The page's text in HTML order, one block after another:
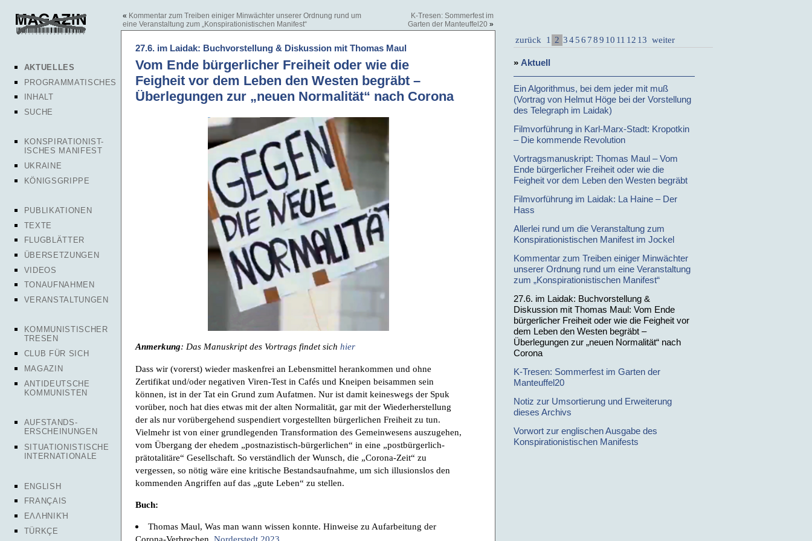
AKTUELLES
PROGRAMMATISCHES
INHALT
SUCHE
KONSPIRATIONIST-
ISCHES MANIFEST
UKRAINE
KÖNIGSGRIPPE
PUBLIKATIONEN
TEXTE
FLUGBLÄTTER
ÜBERSETZUNGEN
VIDEOS
TONAUFNAHMEN
VERANSTALTUNGEN
KOMMUNISTISCHER
TRESEN
CLUB FÜR SICH
MAGAZIN
ANTIDEUTSCHE
KOMMUNISTEN
AUFSTANDS-
ERSCHEINUNGEN
SITUATIONISTISCHE
INTERNATIONALE
ENGLISH
FRANÇAIS
ΕΛΛΗΝΙΚΉ
TÜRKÇE
« Kommentar zum Treiben einiger Minwächter unserer Ordnung rund um
eine Veranstaltung zum „Konspirationistischen Manifest“
K-Tresen: Sommerfest im
Garten der Manteuffel20 »
27.6. im Laidak: Buchvorstellung & Diskussion mit Thomas Maul
Vom Ende bürgerlicher Freiheit oder wie die
Feigheit vor dem Leben den Westen begräbt –
Überlegungen zur „neuen Normalität“ nach Corona
Anmerkung: Das Manuskript des Vortrags findet sich hier
Dass wir (vorerst) wieder maskenfrei an Lebensmittel herankommen und ohne
Zertifikat und/oder negativen Viren-Test in Cafés und Kneipen beisammen sein
können, ist in der Tat ein Grund zum Aufatmen. Nur ist damit keineswegs der Spuk
vorüber, noch hat dies etwas mit der alten Normalität, gar mit der Wiederherstellung
der als nur vorübergehend suspendiert vorgestellten bürgerlichen Freiheit zu tun.
Vielmehr ist von einer grundlegenden Transformation des Gemeinwesens auszugehen,
vom Übergang der ehedem „postnazistisch-bürgerlichen“ in eine „postbürgerlich-
prätotalitäre“ Gesellschaft. So verständlich der Wunsch, die „Corona-Zeit“ zu
vergessen, so nötig wäre eine kritische Bestandsaufnahme, um sich illusionslos den
kommenden Angriffen auf das „gute Leben“ zu stellen.
Buch:
Thomas Maul, Was man wann wissen konnte. Hinweise zu Aufarbeitung der
zurück 1 2 3456 789 10 11 12 13 weiter
» Aktuell
Ein Algorithmus, bei dem jeder mit muß
(Vortrag von Helmut Höge bei der Vorstellung
des Telegraph im Laidak)
Filmvorführung in Karl-Marx-Stadt: Kropotkin
– Die kommende Revolution
Vortragsmanuskript: Thomas Maul – Vom
Ende bürgerlicher Freiheit oder wie die
Feigheit vor dem Leben den Westen begräbt
Filmvorführung im Laidak: La Haine – Der
Hass
Allerlei rund um die Veranstaltung zum
Konspirationistischen Manifest im Jockel
Kommentar zum Treiben einiger Minwächter
unserer Ordnung rund um eine Veranstaltung
zum „Konspirationistischen Manifest“
27.6. im Laidak: Buchvorstellung &
Diskussion mit Thomas Maul: Vom Ende
bürgerlicher Freiheit oder wie die Feigheit vor
dem Leben den Westen begräbt –
Überlegungen zur „neuen Normalität“ nach
Corona
K-Tresen: Sommerfest im Garten der
Manteuffel20
Notiz zur Umsortierung und Erweiterung
dieses Archivs
Vorwort zur englischen Ausgabe des
Konspirationistischen Manifests